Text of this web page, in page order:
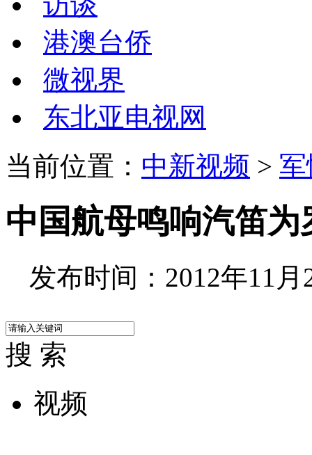
港澳台侨
微视界
东北亚电视网
当前位置： 中新视频 >
中国航母鸣响汽笛为
发布时间：2012年11月
搜 索
视频